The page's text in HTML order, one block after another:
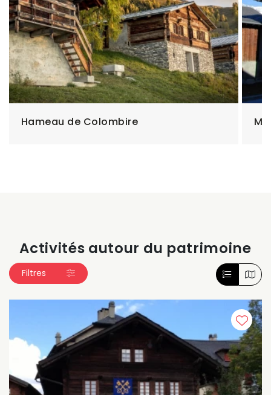
Hameau de Colombire
Activités autour du patrimoine
Filtres